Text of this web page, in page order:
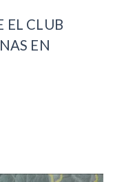
EL CLUB
EN